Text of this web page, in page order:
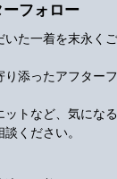
フォロー
た一着を末永く
添ったアフター
トなど、気にな
ください。